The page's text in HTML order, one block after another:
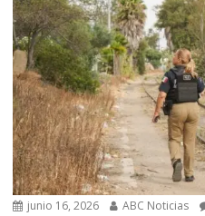
junio 16, 2026 ABC Noticias